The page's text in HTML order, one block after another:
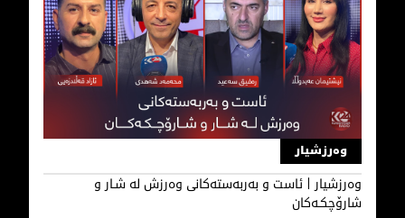
وەرزشیار | ئاست و بەربەستەکانی وەرزش لە شـار و
وەرزشیار
وەرزشیار | ئاست و بەربەستەکانی وەرزش لە شـار و
شارۆچکـەکان